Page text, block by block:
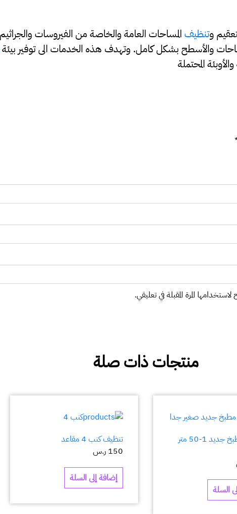
وتنظيف المساحات العامة والخاصة من الفيروسات
والأسطح بشكل كامل. وتهدف هذه الخدمات الى توفير بيئة
المحتملة
المرة المقبلة في تعليقي.
منتجات ذات صلة
تنظيف مطبخ جديد 1-50 متر
السلة
تنظيف كنب 4 مقاعد
150 ر.س
إضافة إلى السلة